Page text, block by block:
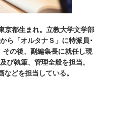
京都生まれ。立教大学文学部
ら「オルタナＳ」に特派員･
の後、副編集長に就任し現
び執筆、管理全般を担当。
どを担当している。